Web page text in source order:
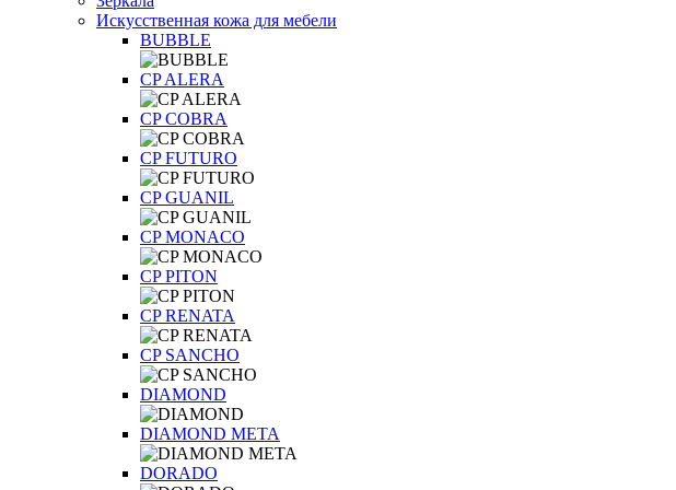
Искусственная кожа для мебели
BUBBLE
CP ALERA
CP COBRA
CP FUTURO
CP GUANIL
CP MONACO
CP PITON
CP RENATA
CP SANCHO
DIAMOND
DIAMOND META
DORADO